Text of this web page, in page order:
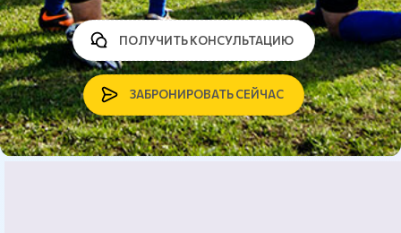
ЗАБРОНИРОВАТЬ СЕЙЧАС
ПОЛУЧИТЬ КОНСУЛЬТАЦИЮ